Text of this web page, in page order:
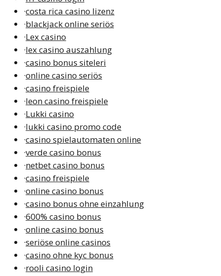
·costa rica casino lizenz
·blackjack online seriös
·Lex casino
·lex casino auszahlung
·casino bonus siteleri
·online casino seriös
·casino freispiele
·leon casino freispiele
·Lukki casino
·lukki casino promo code
·casino spielautomaten online
·verde casino bonus
·netbet casino bonus
·casino freispiele
·online casino bonus
·casino bonus ohne einzahlung
·600% casino bonus
·online casino bonus
·seriöse online casinos
·casino ohne kyc bonus
·rooli casino login